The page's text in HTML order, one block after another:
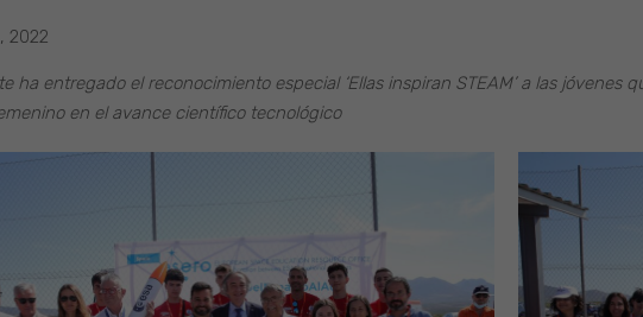
2022
ha entregado el reconocimiento especial ‘Ellas inspiran STEAM’ a las
en el avance científico tecnológico